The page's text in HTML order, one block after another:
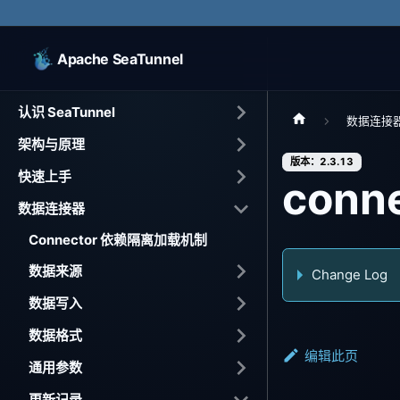
Apache SeaTunnel
认识 SeaTunnel
架构与原理
快速上手
数据连接器
Connector 依赖隔离加载机制
数据来源
数据写入
数据格式
通用参数
数据连接
版本：2.3.13
Change Log
编辑此页